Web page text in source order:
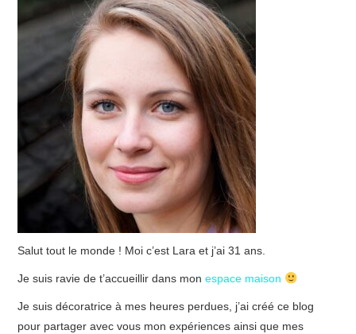
Salut tout le monde ! Moi c’est Lara et j’ai 31 ans.
Je suis ravie de t’accueillir dans monespace maison
Je suis décoratrice à mes heures perdues, j’ai créé ce blog
pour partager avec vous mon expériences ainsi que mes